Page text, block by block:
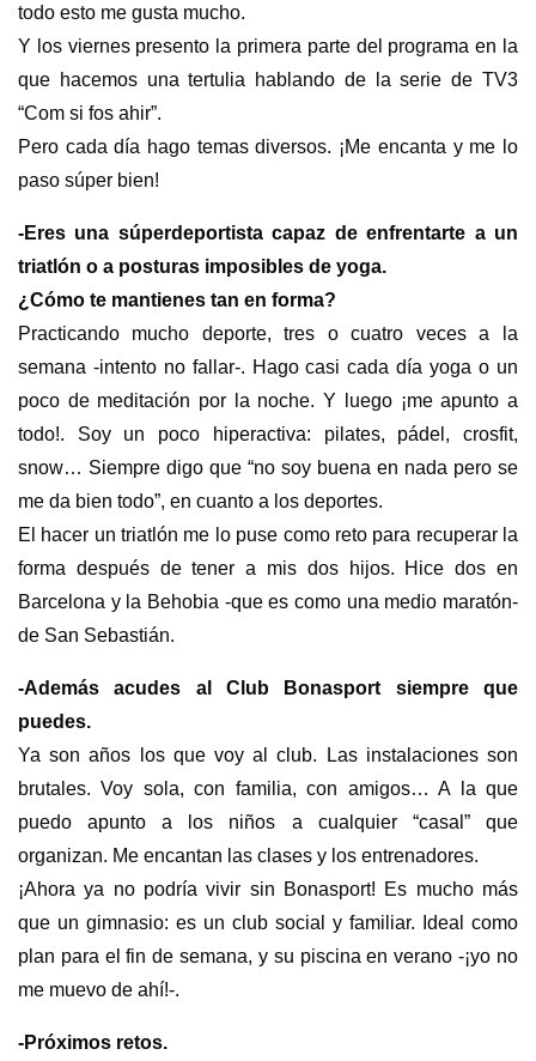
todo esto me gusta mucho.
Y los viernes presento la primera parte del programa en la
que hacemos una tertulia hablando de la serie de TV3
“Com si fos ahir”.
Pero cada día hago temas diversos. ¡Me encanta y me lo
paso súper bien!
-Eres una súperdeportista capaz de enfrentarte a un
triatlón o a posturas imposibles de yoga.
¿Cómo te mantienes tan en forma?
Practicando mucho deporte, tres o cuatro veces a la
semana -intento no fallar-. Hago casi cada día yoga o un
poco de meditación por la noche. Y luego ¡me apunto a
todo!. Soy un poco hiperactiva: pilates, pádel, crosfit,
snow… Siempre digo que “no soy buena en nada pero se
me da bien todo”, en cuanto a los deportes.
El hacer un triatlón me lo puse como reto para recuperar la
forma después de tener a mis dos hijos. Hice dos en
Barcelona y la Behobia -que es como una medio maratón-
de San Sebastián.
-Además acudes al Club Bonasport siempre que
puedes.
Ya son años los que voy al club. Las instalaciones son
brutales. Voy sola, con familia, con amigos… A la que
puedo apunto a los niños a cualquier “casal” que
organizan. Me encantan las clases y los entrenadores.
¡Ahora ya no podría vivir sin Bonasport! Es mucho más
que un gimnasio: es un club social y familiar. Ideal como
plan para el fin de semana, y su piscina en verano -¡yo no
me muevo de ahí!-.
-Próximos retos.